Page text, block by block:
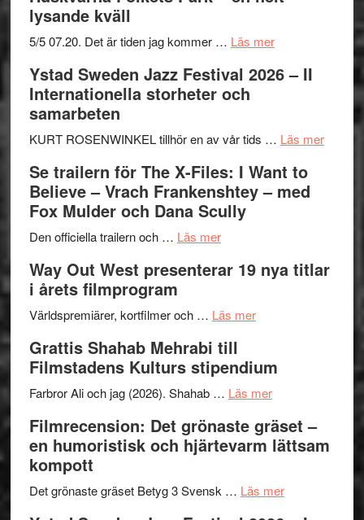
lysande kväll
5/5 07.20. Det är tiden jag kommer … Läs merom
Håkan
Huskvarna
Park
–
kväll
Ystad Sweden Jazz Festival 2026 – II
Internationella storheter och
samarbeten
KURT ROSENWINKEL tillhör en av vår tids … Läs merom
II
Se trailern för The X-Files: I Want to
Believe – Vrach Frankenshtey – med
Fox Mulder och Dana Scully
Den officiella trailern och … Läs merom
trailern
The
Files:
I
Want
Believe
–
Frankenshtey
Way Out West presenterar 19 nya titlar
i årets filmprogram
Världspremiärer, kortfilmer och … Läs merom
West
presenterar
nya
titlar
årets
Grattis Shahab Mehrabi till
Filmstadens Kulturs stipendium
Farbror Ali och jag (2026). Shahab … Läs merom
Shahab
Mehrabi
Filmstadens
Filmrecension: Det grönaste gräset –
en humoristisk och hjärtevarm lättsam
kompott
Det grönaste gräset Betyg 3 Svensk … Läs merom